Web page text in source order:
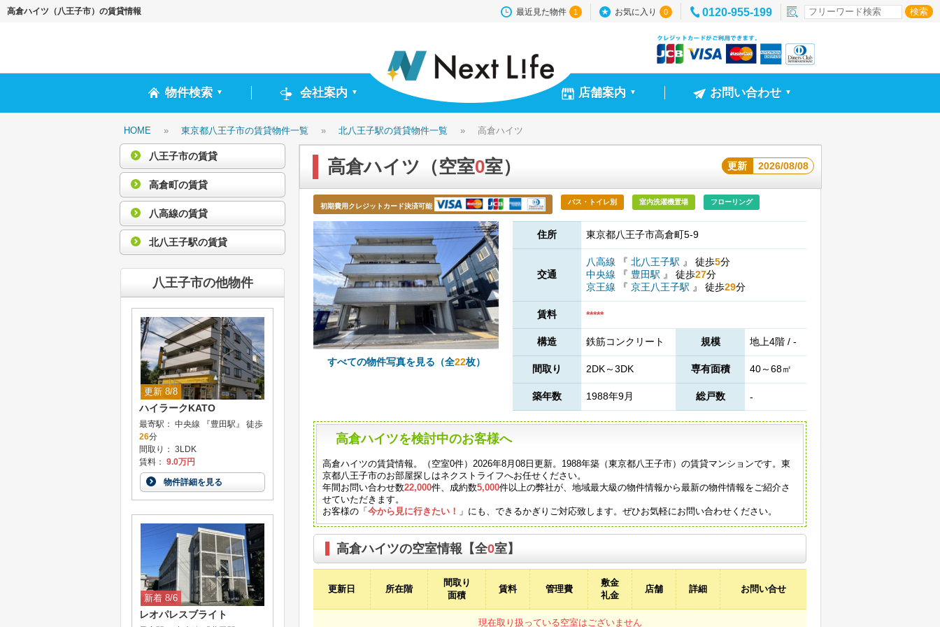
高倉ハイツ（八王子市）の賃貸情報 最近見た物件 1 お気に入り 0 0120-955-199
物件検索 ▼ 会社案内 ▼ 店舗案内 ▼ お問い合わせ ▼
HOME » 東京都八王子市の賃貸物件一覧 » 北八王子駅の賃貸物件一覧 » 高倉ハイツ
高倉ハイツ（空室0室） 更新 2026/08/08
初期費用クレジットカード決済可能
バス・トイレ別 室内洗濯機置場 フローリング
すべての物件写真を見る（全22枚）
住所 東京都八王子市高倉町5-9
交通
八高線 『 北八王子駅 』 徒歩5分
中央線
『 豊田駅 』 徒歩27分
京王線
『 京王八王子駅 』 徒歩29分
賃料 *****
構造 鉄筋コンクリート 規模 地上4階 / -
間取り 2DK～3DK 専有面積 40～68㎡
築年数 1988年9月 総戸数 -
高倉ハイツを検討中のお客様へ
高倉ハイツの賃貸情報。（空室0件）2026年8月08日更新。1988年築（東京都八王子市）の賃貸マンションです。東
京都八王子市のお部屋探しはネクストライフへお任せください。
年間お問い合わせ数22,000件、成約数5,000件以上の弊社が、地域最大級の物件情報から最新の物件情報をご紹介さ
せていただきます。
お客様の「今から見に行きたい！ 」にも、できるかぎりご対応致します。ぜひお気軽にお問い合わせください。
高倉ハイツの空室情報【全0室】
更新日 所在階
間取り
面積
賃料 管理費
敷金
礼金
店舗 詳細 お問い合せ
現在取り扱っている空室はございません
八王子市の賃貸
高倉町の賃貸
八高線の賃貸
北八王子駅の賃貸
八王子市の他物件
更新 8/8
ハイラークKATO
最寄駅： 中央線 『豊田駅』 徒歩
26分
間取り： 3LDK
賃料： 9.0万円
物件詳細を見る
新着 8/6
レオパレスブライト